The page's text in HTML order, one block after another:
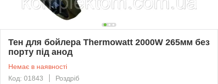
Тен для бойлера Thermowatt 2000W 265мм без
порту під анод
Немає в наявності
Код: 01843
Роздріб